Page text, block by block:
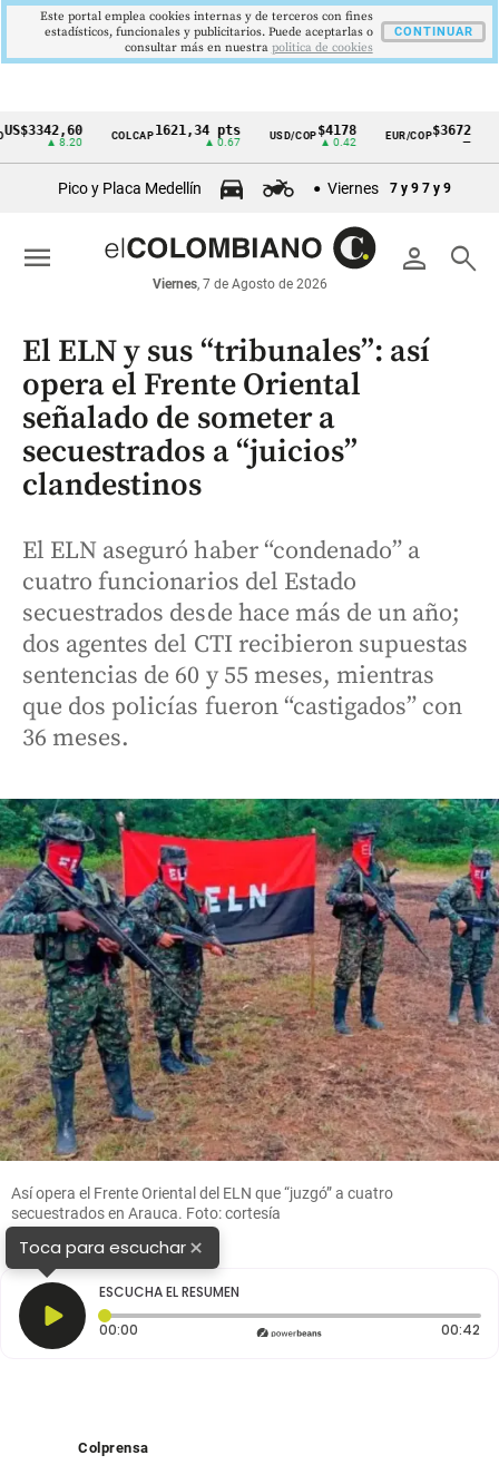
Cintillo
económicos
Colombia
COLCAP1621,34 pts USD/COP$4178
▲ 0.42
EUR/COP$3672
—
Pico y Placa Medellín Viernes 7 y 9 7 y 9
person search
Viernes, 7 de Agosto de 2026
menu
El ELN y sus “tribunales”: así
opera el Frente Oriental
señalado de someter a
secuestrados a “juicios”
clandestinos
El ELN aseguró haber “condenado” a
cuatro funcionarios del Estado
secuestrados desde hace más de un año;
dos agentes del CTI recibieron supuestas
sentencias de 60 y 55 meses, mientras
que dos policías fueron “castigados” con
36 meses.
Así opera el Frente Oriental del ELN que “juzgó” a cuatro
secuestrados en Arauca. Foto: cortesía
Toca para escuchar×
ESCUCHA EL RESUMEN
00:00 Tiempo transcurrido: 0 segundos 00:42
Colprensa
Este portal emplea cookies internas y de terceros con fines
estadísticos, funcionales y publicitarios. Puede aceptarlas o
consultar más en nuestra politica de cookies
CONTINUAR